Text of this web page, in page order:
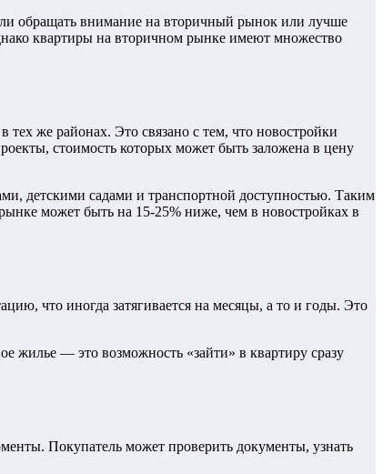
обращать внимание на вторичный рынок или лучше
квартиры на вторичном рынке имеют множество
же районах. Это связано с тем, что новостройки
стоимость которых может быть заложена в цену
детскими садами и транспортной доступностью. Таким
может быть на 15-25% ниже, чем в новостройках в
что иногда затягивается на месяцы, а то и годы. Это
жилье — это возможность «зайти» в квартиру сразу
Покупатель может проверить документы, узнать